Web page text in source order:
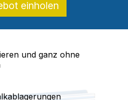
einholen
und ganz ohne